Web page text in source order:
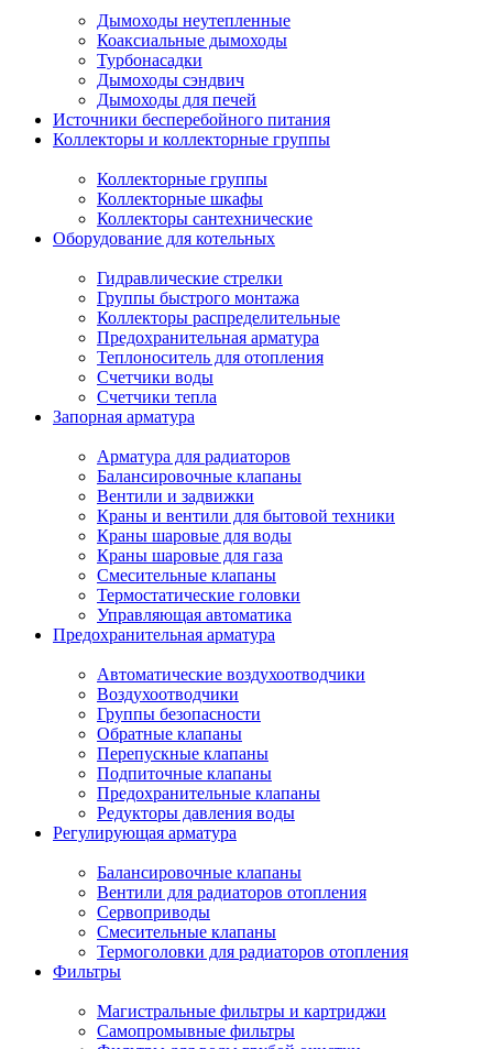
Дымоходы неутепленные
Коаксиальные дымоходы
Турбонасадки
Дымоходы сэндвич
Дымоходы для печей
Источники бесперебойного питания
Коллекторы и коллекторные группы
Коллекторные группы
Коллекторные шкафы
Коллекторы сантехнические
Оборудование для котельных
Гидравлические стрелки
Группы быстрого монтажа
Коллекторы распределительные
Предохранительная арматура
Теплоноситель для отопления
Счетчики воды
Счетчики тепла
Запорная арматура
Арматура для радиаторов
Балансировочные клапаны
Вентили и задвижки
Краны и вентили для бытовой техники
Краны шаровые для воды
Краны шаровые для газа
Смесительные клапаны
Термостатические головки
Управляющая автоматика
Предохранительная арматура
Автоматические воздухоотводчики
Воздухоотводчики
Группы безопасности
Обратные клапаны
Перепускные клапаны
Подпиточные клапаны
Предохранительные клапаны
Редукторы давления воды
Регулирующая арматура
Балансировочные клапаны
Вентили для радиаторов отопления
Сервоприводы
Смесительные клапаны
Термоголовки для радиаторов отопления
Фильтры
Магистральные фильтры и картриджи
Самопромывные фильтры